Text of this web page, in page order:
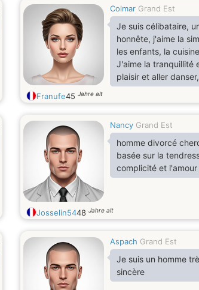
Colmar Grand Est
Je suis célibataire,
honnête, j'aime la
les enfants, la
J'aime la tranquillité
plaisir et aller
Franufe45 Jahre alt
Nancy Grand Est
homme divorcé
basée sur la
complicité et l'amour
Josselin5448 Jahre alt
Aspach Grand Est
Je suis un homme
sincère